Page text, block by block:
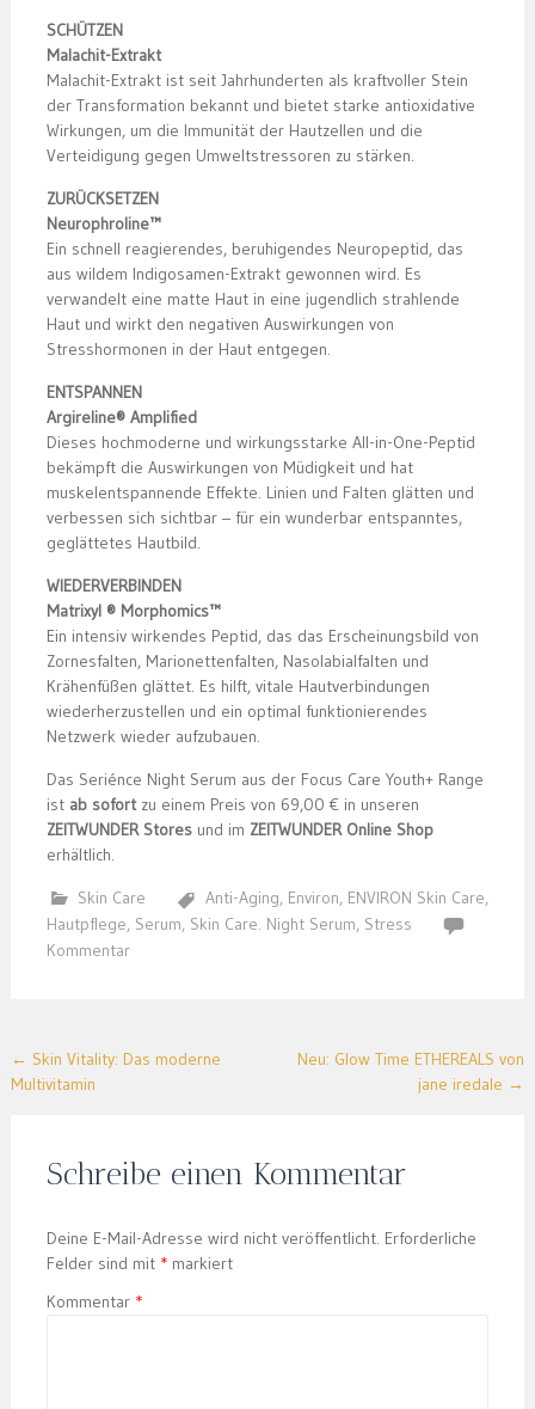
SCHÜTZEN
Malachit-Extrakt
Malachit-Extrakt ist seit Jahrhunderten als kraftvoller Stein
der Transformation bekannt und bietet starke antioxidative
Wirkungen, um die Immunität der Hautzellen und die
Verteidigung gegen Umweltstressoren zu stärken.
ZURÜCKSETZEN
Neurophroline™
Ein schnell reagierendes, beruhigendes Neuropeptid, das
aus wildem Indigosamen-Extrakt gewonnen wird. Es
verwandelt eine matte Haut in eine jugendlich strahlende
Haut und wirkt den negativen Auswirkungen von
Stresshormonen in der Haut entgegen.
ENTSPANNEN
Argireline® Amplified
Dieses hochmoderne und wirkungsstarke All-in-One-Peptid
bekämpft die Auswirkungen von Müdigkeit und hat
muskelentspannende Effekte. Linien und Falten glätten und
verbessen sich sichtbar – für ein wunderbar entspanntes,
geglättetes Hautbild.
WIEDERVERBINDEN
Matrixyl ® Morphomics™
Ein intensiv wirkendes Peptid, das das Erscheinungsbild von
Zornesfalten, Marionettenfalten, Nasolabialfalten und
Krähenfüßen glättet. Es hilft, vitale Hautverbindungen
wiederherzustellen und ein optimal funktionierendes
Netzwerk wieder aufzubauen.
Das Seriénce Night Serum aus der Focus Care Youth+ Range
ist ab sofortzu einem Preis von 69,00 € in unseren
ZEITWUNDER Storesund im ZEITWUNDER Online Shop
erhältlich.
Skin Care
Anti-Aging, Environ, ENVIRON Skin Care,
Hautpflege, Serum, Skin Care. Night Serum, Stress
Kommentar
Post
← Skin Vitality: Das moderne
Multivitamin
Neu: Glow Time ETHEREALS von
jane iredale →
Schreibe einen Kommentar
Deine E-Mail-Adresse wird nicht veröffentlicht. Erforderliche
Felder sind mit *markiert
Kommentar *